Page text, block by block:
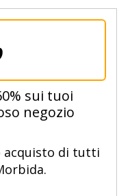
sui tuoi
negozio
acquisto di tutti